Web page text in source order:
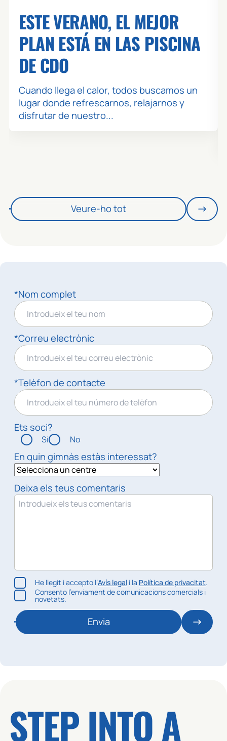
ESTE VERANO, EL MEJOR
PLAN ESTÁ EN LAS PISCINA
DE CDO
Cuando llega el calor, todos buscamos un
lugar donde refrescarnos, relajarnos y
disfrutar de nuestro...
Veure-ho tot
*Nom complet
*Correu electrònic
*Telèfon de contacte
Ets soci?
Sí No
En quin gimnàs estàs interessat?
Deixa els teus comentaris
He llegit i accepto l’Avís legali la Política de privacitat.
Consento l’enviament de comunicacions comercials i
novetats.
Envia
STEP INTO A